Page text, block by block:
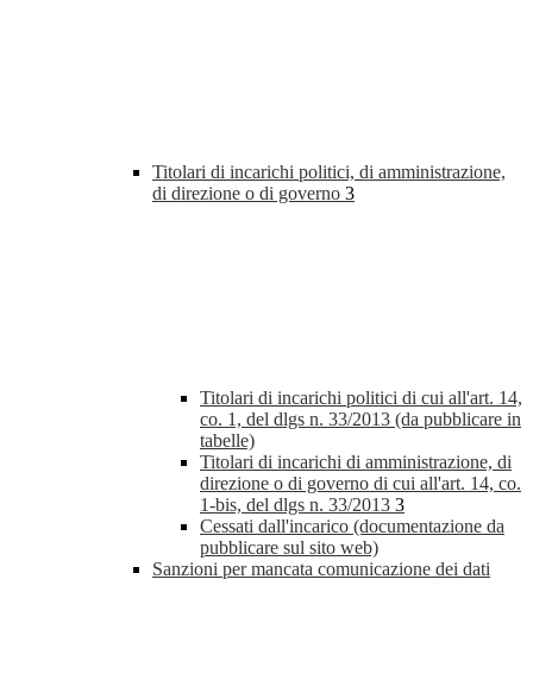
Titolari di incarichi politici, di amministrazione,
di direzione o di governo 3
Titolari di incarichi politici di cui all'art. 14,
co. 1, del dlgs n. 33/2013 (da pubblicare in
tabelle)
Titolari di incarichi di amministrazione, di
direzione o di governo di cui all'art. 14, co.
1-bis, del dlgs n. 33/2013 3
Cessati dall'incarico (documentazione da
pubblicare sul sito web)
Sanzioni per mancata comunicazione dei dati